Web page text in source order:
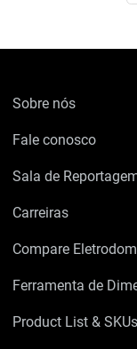
Sobre nós
Fale conosco
Sala de
Carreiras
Compare
Ferramenta de
Product List & SKUs